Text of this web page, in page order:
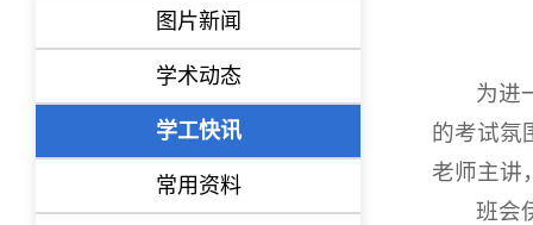
图片新闻
学术动态
学工快讯
常用资料
为进
的考试氛
老师主讲
班会